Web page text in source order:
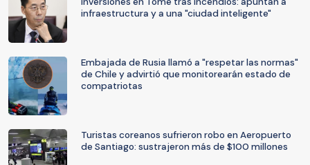
infraestructura y a una "ciudad inteligente"
Embajada de Rusia llamó a "respetar las normas"
de Chile y advirtió que monitorearán estado de
compatriotas
Turistas coreanos sufrieron robo en Aeropuerto
de Santiago: sustrajeron más de $100 millones